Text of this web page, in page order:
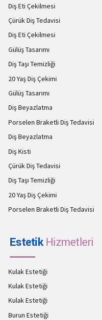
Diş Eti Çekilmesi
Çürük Diş Tedavisi
Diş Eti Çekilmesi
Gülüş Tasarımı
Diş Taşı Temizliği
20 Yaş Diş Çekimi
Gülüş Tasarımı
Diş Beyazlatma
Porselen Braketli Diş Tedavisi
Diş Beyazlatma
Diş Kisti
Çürük Diş Tedavisi
Diş Taşı Temizliği
20 Yaş Diş Çekimi
Porselen Braketli Diş Tedavisi
Estetik Hizmetleri
Kulak Estetiği
Kulak Estetiği
Kulak Estetiği
Burun Estetiği